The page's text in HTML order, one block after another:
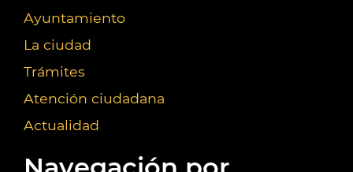
Ayuntamiento
La ciudad
Trámites
Atención ciudadana
Actualidad